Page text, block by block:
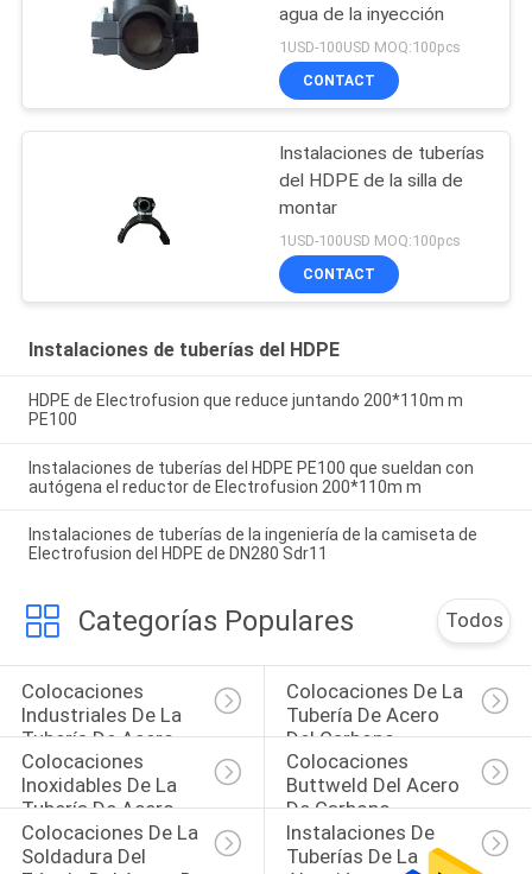
agua de la inyección
1USD-100USD MOQ:100pcs
CONTACT
Instalaciones de tuberías
del HDPE de la silla de
montar
1USD-100USD MOQ:100pcs
CONTACT
Instalaciones de tuberías del HDPE
HDPE de Electrofusion que reduce juntando 200*110m m
PE100
Instalaciones de tuberías del HDPE PE100 que sueldan con
autógena el reductor de Electrofusion 200*110m m
Instalaciones de tuberías de la ingeniería de la camiseta de
Electrofusion del HDPE de DN280 Sdr11
Categorías Populares Todos
Colocaciones
Industriales De La
Tubería De Acero
Colocaciones De La
Tubería De Acero
Del Carbono
Colocaciones
Inoxidables De La
Tubería De Acero
Colocaciones
Buttweld Del Acero
De Carbono
Colocaciones De La
Soldadura Del
Instalaciones De
Tuberías De La